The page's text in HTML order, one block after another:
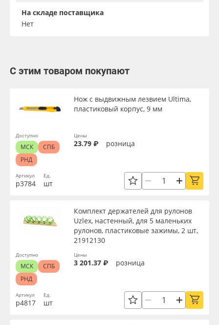
На складе поставщика
Нет
С этим товаром покупают
Артикул
р3784
Нож с выдвижным лезвием Ultima,
пластиковый корпус, 9 мм
Ед.
шт
Цены
23.79 ₽ розница
Доступно
МСК
СПБ
РНД
Артикул
р4817
Комплект держателей для рулонов
Uzlex, настенный, для 5 маленьких
рулонов, пластиковые зажимы, 2 шт,
21912130
Ед.
шт
Цены
3 201.37 ₽ розница
Доступно
МСК
СПБ
РНД